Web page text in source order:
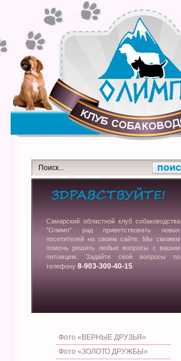
Самарский областной клуб собаководства
"Олимп" рад приветствовать новых
посетителей на своем сайте. Мы сможем
помочь решить любые вопросы с вашим
питомцем. Задайте свой вопросы по
телефону 8-903-300-40-15
Фото «ВЕРНЫЕ ДРУЗЬЯ»
Фото «ЗОЛОТО ДРУЖБЫ»